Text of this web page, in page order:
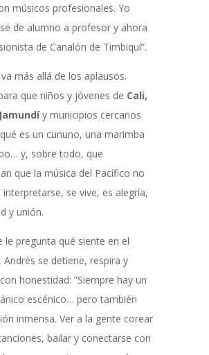
músicos profesionales. Yo
de alumno a profesor y ahora
de Canalón de Timbiquí”.
más allá de los aplausos.
que niños y jóvenes de Cali,
y municipios cercanos
es un cununo, una marimba
y, sobre todo, que
que la música del Pacífico no
interpretarse, se vive, es alegría,
y unión.
le pregunta qué siente en el
Andrés se detiene, respira y
honestidad: “Siempre hay un
escénico… pero también
inmensa. Ver a la gente corear
bailar y conectarse con